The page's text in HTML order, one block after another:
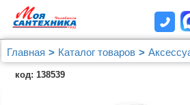
Главная Каталог товаров
Полотенцедержатель,
металлов, Volga, Milardo,
код: 138539